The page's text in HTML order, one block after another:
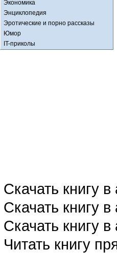
Экономика
Энциклопедия
Эротические и порно рассказы
Юмор
IT-приколы
Скачать книгу
Скачать книгу
Скачать книгу
Читать книгу